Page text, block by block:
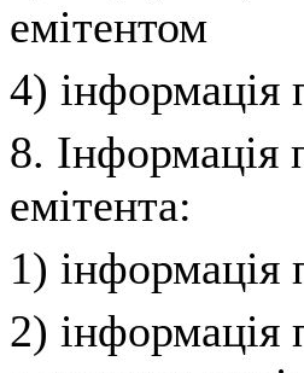
емітентом
4) інформація
8. Інформація
емітента:
1) інформація
2) інформація